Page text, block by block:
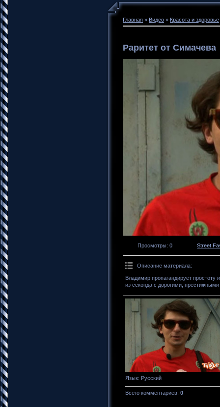
Главная » Видео » Красота и здоровье
Раритет от Симачева
Просмотры: 0 Street
Описание материала:
Владимир пропагандирует простоту
из секонда с дорогими,
Язык: Русский
Всего комментариев: 0